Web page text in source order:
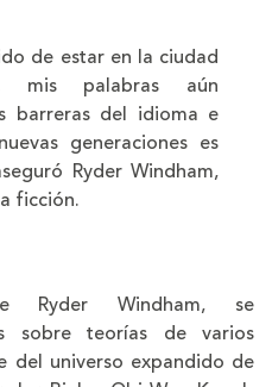
de estar en la ciudad
mis palabras aún
barreras del idioma e
generaciones es
Ryder Windham,
ficción.
Ryder Windham, se
sobre teorías de varios
del universo expandido de